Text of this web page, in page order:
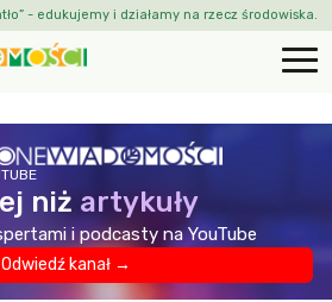
- edukujemy i działamy na rzecz środowiska.
niż artykuły
i podcasty na YouTube
Odwiedź kanał →